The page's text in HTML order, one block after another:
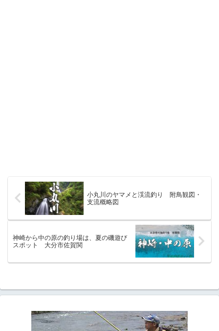
小丸川のヤマメと渓流釣り 附鳥観図・
支流概略図
神崎から中の原の釣り場は、夏の磯遊び
スポット 大分市佐賀関